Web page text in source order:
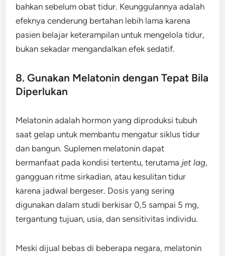
bahkan sebelum obat tidur. Keunggulannya adalah
efeknya cenderung bertahan lebih lama karena
pasien belajar keterampilan untuk mengelola tidur,
bukan sekadar mengandalkan efek sedatif.
8. Gunakan Melatonin dengan Tepat Bila
Diperlukan
Melatonin adalah hormon yang diproduksi tubuh
saat gelap untuk membantu mengatur siklus tidur
dan bangun. Suplemen melatonin dapat
bermanfaat pada kondisi tertentu, terutama jet lag,
gangguan ritme sirkadian, atau kesulitan tidur
karena jadwal bergeser. Dosis yang sering
digunakan dalam studi berkisar 0,5 sampai 5 mg,
tergantung tujuan, usia, dan sensitivitas individu.
Meski dijual bebas di beberapa negara, melatonin